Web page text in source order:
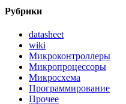
Рубрики
datasheet
wiki
Микроконтроллеры
Микропроцессоры
Микросхема
Программирование
Прочее